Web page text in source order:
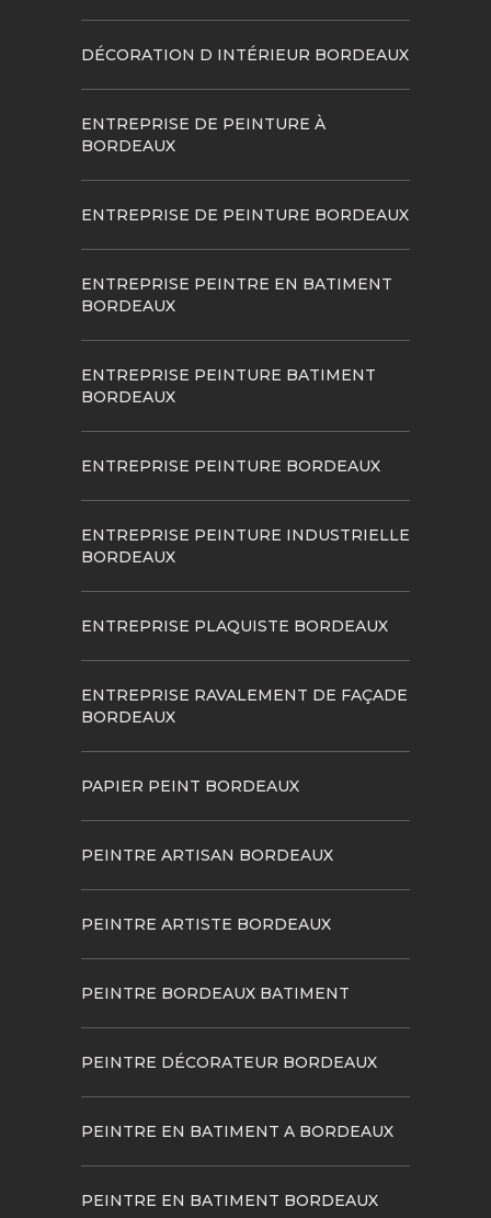
DÉCORATION D INTÉRIEUR BORDEAUX
ENTREPRISE DE PEINTURE À
BORDEAUX
ENTREPRISE DE PEINTURE BORDEAUX
ENTREPRISE PEINTRE EN BATIMENT
BORDEAUX
ENTREPRISE PEINTURE BATIMENT
BORDEAUX
ENTREPRISE PEINTURE BORDEAUX
ENTREPRISE PEINTURE INDUSTRIELLE
BORDEAUX
ENTREPRISE PLAQUISTE BORDEAUX
ENTREPRISE RAVALEMENT DE FAÇADE
BORDEAUX
PAPIER PEINT BORDEAUX
PEINTRE ARTISAN BORDEAUX
PEINTRE ARTISTE BORDEAUX
PEINTRE BORDEAUX BATIMENT
PEINTRE DÉCORATEUR BORDEAUX
PEINTRE EN BATIMENT A BORDEAUX
PEINTRE EN BATIMENT BORDEAUX